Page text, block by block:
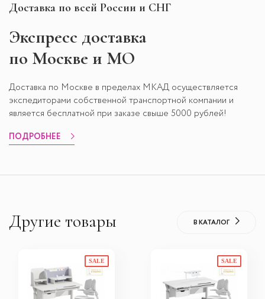
Доставка по всей России и СНГ
Экспресс доставка
по Москве и МО
Доставка по Москве в пределах МКАД осуществляется
экспедиторами собственной транспортной компании и
является бесплатной при заказе свыше 5000 рублей!
ПОДРОБНЕЕ
Другие товары В КАТАЛОГ
SALE SALE